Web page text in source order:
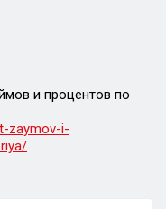
и процентов по
zaymov-i-